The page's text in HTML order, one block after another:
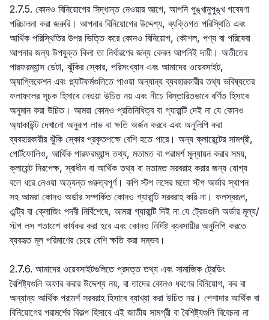
2.7.5. কোনও বিনিয়োগের সিদ্ধান্ত নেওয়ার আগে, আপনি পুঙ্খানুপুঙ্খ গবেষণা
পরিচালনা করা জরুরি। আপনার বিনিয়োগের উদ্দেশ্য, ব্যক্তিগত পরিস্থিতি এবং
আর্থিক পরিস্থিতির উপর ভিত্তি করে কোনও বিনিয়োগ, কৌশল, পণ্য বা পরিষেবা
আপনার জন্য উপযুক্ত কিনা তা নির্ধারণের জন্য কেবল আপনিই দায়ী। অতীতের
পারফরম্যান্স ডেটা, ঝুঁকির স্কোর, পরিসংখ্যান এবং আমাদের ওয়েবসাইট,
অ্যাপ্লিকেশন এবং প্ল্যাটফর্মগুলিতে পাওয়া অন্যান্য ব্যবহারকারীর তথ্য ভবিষ্যতের
ফলাফলের সূচক হিসাবে নেওয়া উচিত নয় এবং নীচে বিস্তারিতভাবে বর্ণিত হিসাবে
অনুমান করা উচিত। আমরা কোনও প্রতিনিধিত্ব বা গ্যারান্টি দেই না যে কোনও
অ্যাকাউন্ট দেখানো অনুরূপ লাভ বা ক্ষতি অর্জন করবে এবং অনুলিপি করা
ব্যবহারকারীর ঝুঁকি স্কোর প্রকৃতপক্ষে বেশি হতে পারে। অন্য ক্লায়েন্টের সামগ্রী,
পোর্টফোলিও, আর্থিক পারফরম্যান্স তথ্য, মতামত বা পরামর্শ মূল্যায়ন করার সময়,
ক্লায়েন্ট নিরপেক্ষ, স্বাধীন বা আর্থিক তথ্য বা মতামত সরবরাহ করার জন্য যোগ্য
বলে ধরে নেওয়া অত্যন্ত গুরুত্বপূর্ণ। কপি স্টপ লসের মতো স্টপ অর্ডার স্থাপন
সহ আমরা কোনও অর্ডার সম্পর্কিত কোনও গ্যারান্টি সরবরাহ করি না। ফলস্বরূপ,
এন্ট্রি বা ক্লোজিং পদবী নির্বিশেষে, আমরা গ্যারান্টি দিই না যে ট্রেডগুলি অর্ডার মূল্য/
স্টপ লস শতাংশে কার্যকর করা হবে এবং কোনও নির্দিষ্ট ব্যবসায়ীর অনুলিপি করতে
ব্যবহৃত মূল পরিমাণের চেয়ে বেশি ক্ষতি করা সম্ভব।
2.7.6. আমাদের ওয়েবসাইটগুলিতে প্রদত্ত তথ্য এবং সামাজিক ট্রেডিং
বৈশিষ্ট্যগুলি অফার করার উদ্দেশ্য নয়, বা তাদের কোনও ধরণের বিনিয়োগ, কর বা
অন্যান্য আর্থিক পরামর্শ সরবরাহ হিসাবে ব্যাখ্যা করা উচিত নয়। পেশাদার আর্থিক বা
বিনিয়োগের পরামর্শের বিকল্প হিসাবে এই জাতীয় সামগ্রী বা বৈশিষ্ট্যগুলি বিবেচনা না